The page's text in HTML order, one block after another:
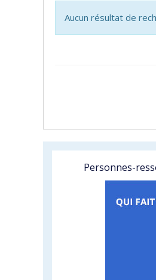
Aucun résultat de
Personnes-